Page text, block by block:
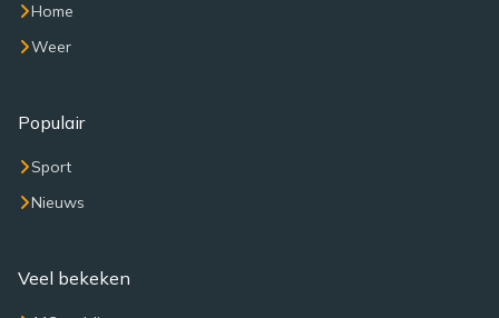
Home
Weer
Populair
Sport
Nieuws
Veel bekeken